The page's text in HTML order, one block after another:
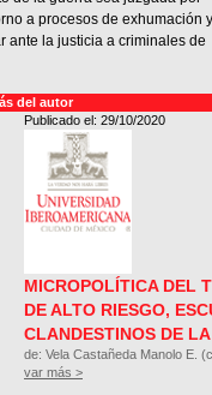
a procesos de exhumación y
ante la justicia a criminales de
del autor
Publicado el: 29/10/2020
MICROPOLÍTICA DEL
DE ALTO RIESGO,
CLANDESTINOS DE
de: Vela Castañeda Manolo E.
var más >